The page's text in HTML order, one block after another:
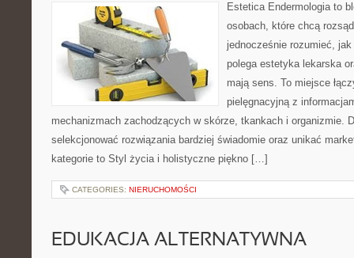
Estetica Endermologia to
osobach, które chcą
jednocześnie rozumieć,
polega estetyka lekarska
mają sens. To miejsce
pielęgnacyjną z
mechanizmach zachodzących w skórze, tkankach i organizmie.
selekcjonować rozwiązania bardziej świadomie oraz unikać
kategorie to Styl życia i holistyczne piękno […]
CATEGORIES: NIERUCHOMOŚCI
EDUKACJA ALTERNATYWNA